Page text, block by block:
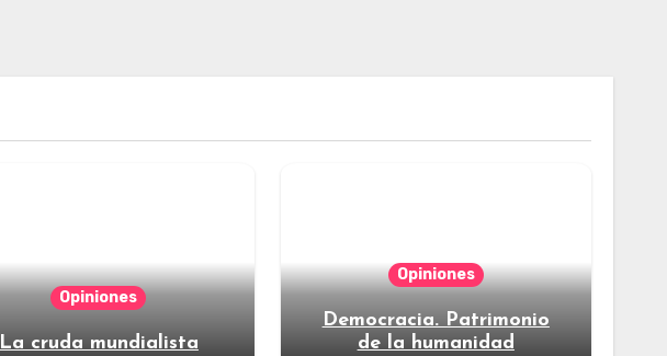
Opiniones
La cruda mundialista
Opiniones
Democracia. Patrimonio
de la humanidad